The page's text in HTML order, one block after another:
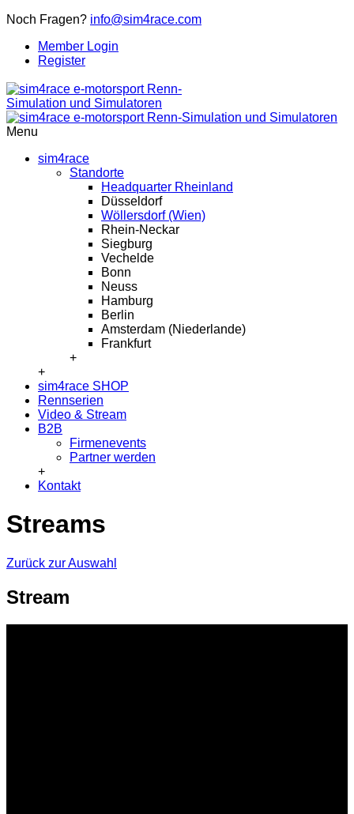
Noch Fragen? info@sim4race.com
Member Login
Register
Menu
sim4race
Standorte
Headquarter Rheinland
Düsseldorf
Wöllersdorf (Wien)
Rhein-Neckar
Siegburg
Vechelde
Bonn
Neuss
Hamburg
Berlin
Amsterdam (Niederlande)
Frankfurt
+
+
sim4race SHOP
Rennserien
Video & Stream
B2B
Firmenevents
Partner werden
+
Kontakt
Streams
Zurück zur Auswahl
Stream